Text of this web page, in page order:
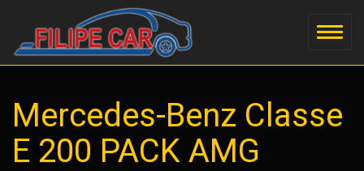
Mercedes-Benz Classe
E 200 PACK AMG